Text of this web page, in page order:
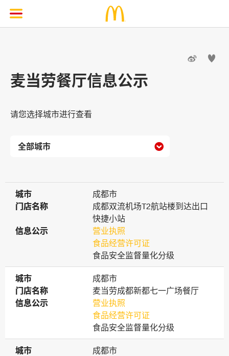
 
麦当劳餐厅信息公示
请您选择城市进行查看

城市
城市
成都市
门店名称
门店名称
成都双流机场T2航站楼到达出口
快捷小站
信息公示
信息公示
营业执照
食品经营许可证
食品安全监督量化分级
城市
城市
成都市
门店名称
门店名称
麦当劳成都新都七一广场餐厅
信息公示
信息公示
营业执照
食品经营许可证
食品安全监督量化分级
城市
城市
成都市